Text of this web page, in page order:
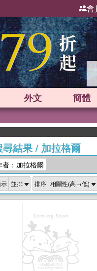
會
外文 簡體
尋結果/ 加拉格爾
者：加拉格爾
排序